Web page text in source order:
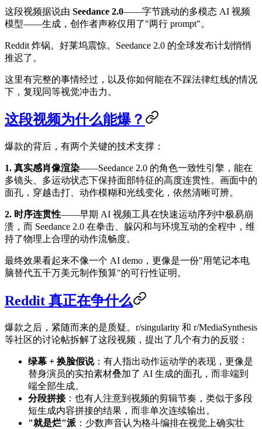
这段视频据说由 Seedance 2.0——字节跳动的多模态 AI 视频
模型——生成，创作者声称仅用了"两行 prompt"。
Reddit 炸锅。好莱坞震惊。Seedance 2.0 的全球发布计划悄悄
推迟了。
这里有完整的事情经过，以及你如何能在不踩法律红线的情况
下，复现同等视觉冲击力。
这段视频为什么能爆？
爆款的背后，有两个关键的技术支撑：
1. 真实感肖像渲染——Seedance 2.0 的角色一致性引擎，能在
多镜头、多运动状态下保持面部特征的高度连贯性。画面中的
面孔，穿越击打、动作模糊和光线变化，依然清晰可辨。
2. 时序连贯性——早期 AI 视频工具在快速运动序列中极易崩
溃，而 Seedance 2.0 在拳击、躲闪和与环境互动的全程中，维
持了物理上合理的动作流畅度。
最终效果看起来不像一个 AI demo，更像是一份"用笔记本电
脑替代五千万美元制作预算"的可行性证明。
Reddit 真正在争什么
爆款之后，紧随而来的是质疑。r/singularity 和 r/MediaSynthesis
等社区的讨论帖拆解了这段视频，提出了几个有力的反驳：
绿幕 + 换脸假说：有人指出动作运动学的表现，更像是
替身演员的实拍素材叠加了 AI 生成的面孔，而非端到
端全部生成。
分段拼接：也有人注意到视频的剪辑节奏，类似于多段
短生成内容拼接的结果，而非单次连续输出。
"就是烂"派 ：少数声音认为格斗编排在视觉上确实壮